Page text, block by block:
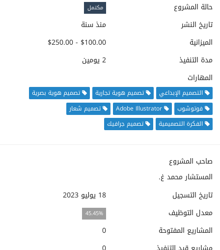
حالة المشروع مكتمل
تاريخ النشر
منذ سنة
الميزانية
$100.00 - $250.00
مدة التنفيذ
2 يومين
المهارات
التصميم الإبداعي تصميم هوية تجارية
تصميم هوية بصرية
فوتوشوب
Adobe Illustrator
تصميم شعار
الفكرة التصميمية
تصميم جرافيك
صاحب المشروع
المستشار محمد غ.
تاريخ التسجيل
18 يوليو 2023
معدل التوظيف
45.45%
المشاريع المفتوحة
0